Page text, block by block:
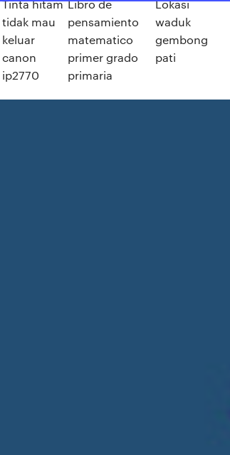
Tinta hitam
tidak mau
keluar
canon
ip2770
Libro de
pensamiento
matematico
primer grado
primaria
Lokasi
waduk
gembong
pati